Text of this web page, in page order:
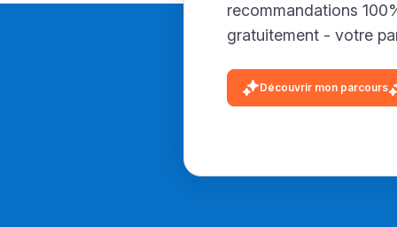
recommandations
gratuitement - votre
Découvrir mon parcours